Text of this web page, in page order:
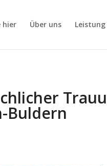
hier Über uns Leistung
Buldern